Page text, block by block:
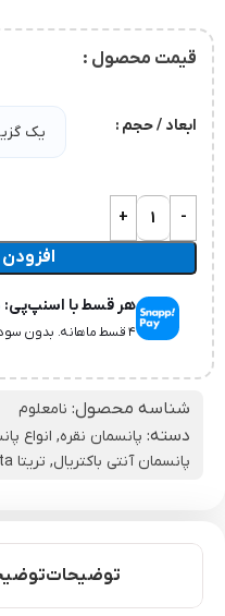
قیمت محصول :
ابعاد / حجم
هر قسط با اسنپ‌پی:
۴ قسط ماهانه. بدون سود، چک و ضامن.
شناسه محصول: نامعلوم
دسته: پانسمان نقره, انواع
پانسمان آنتی باکتریال, تریتا Treetta
توضیحات